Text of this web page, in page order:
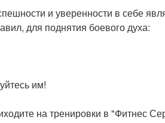
и уверенности в себе
для поднятия боевого духа:
им!
на тренировки в "Фитнес